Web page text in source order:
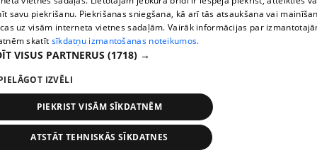
360 Ziņu kontakti
Helio Media
Portāla palīdzības dienests: e-pasts -
All rights reserved.
Ziņas Meklēt 1188 play
savu piekrišanu. Piekrišanas sniegšana, kā arī tās atsaukšana vai
uz visām interneta vietnes sadaļām. Vairāk informācijas par
skatīt sīkdatņu izmantošanas noteikumos.
VISUS PARTNERUS (1718) →
IZVĒLI
PIEKRIST VISĀM SĪKDATNĒM
ATSTĀT TEHNISKĀS SĪKDATNES